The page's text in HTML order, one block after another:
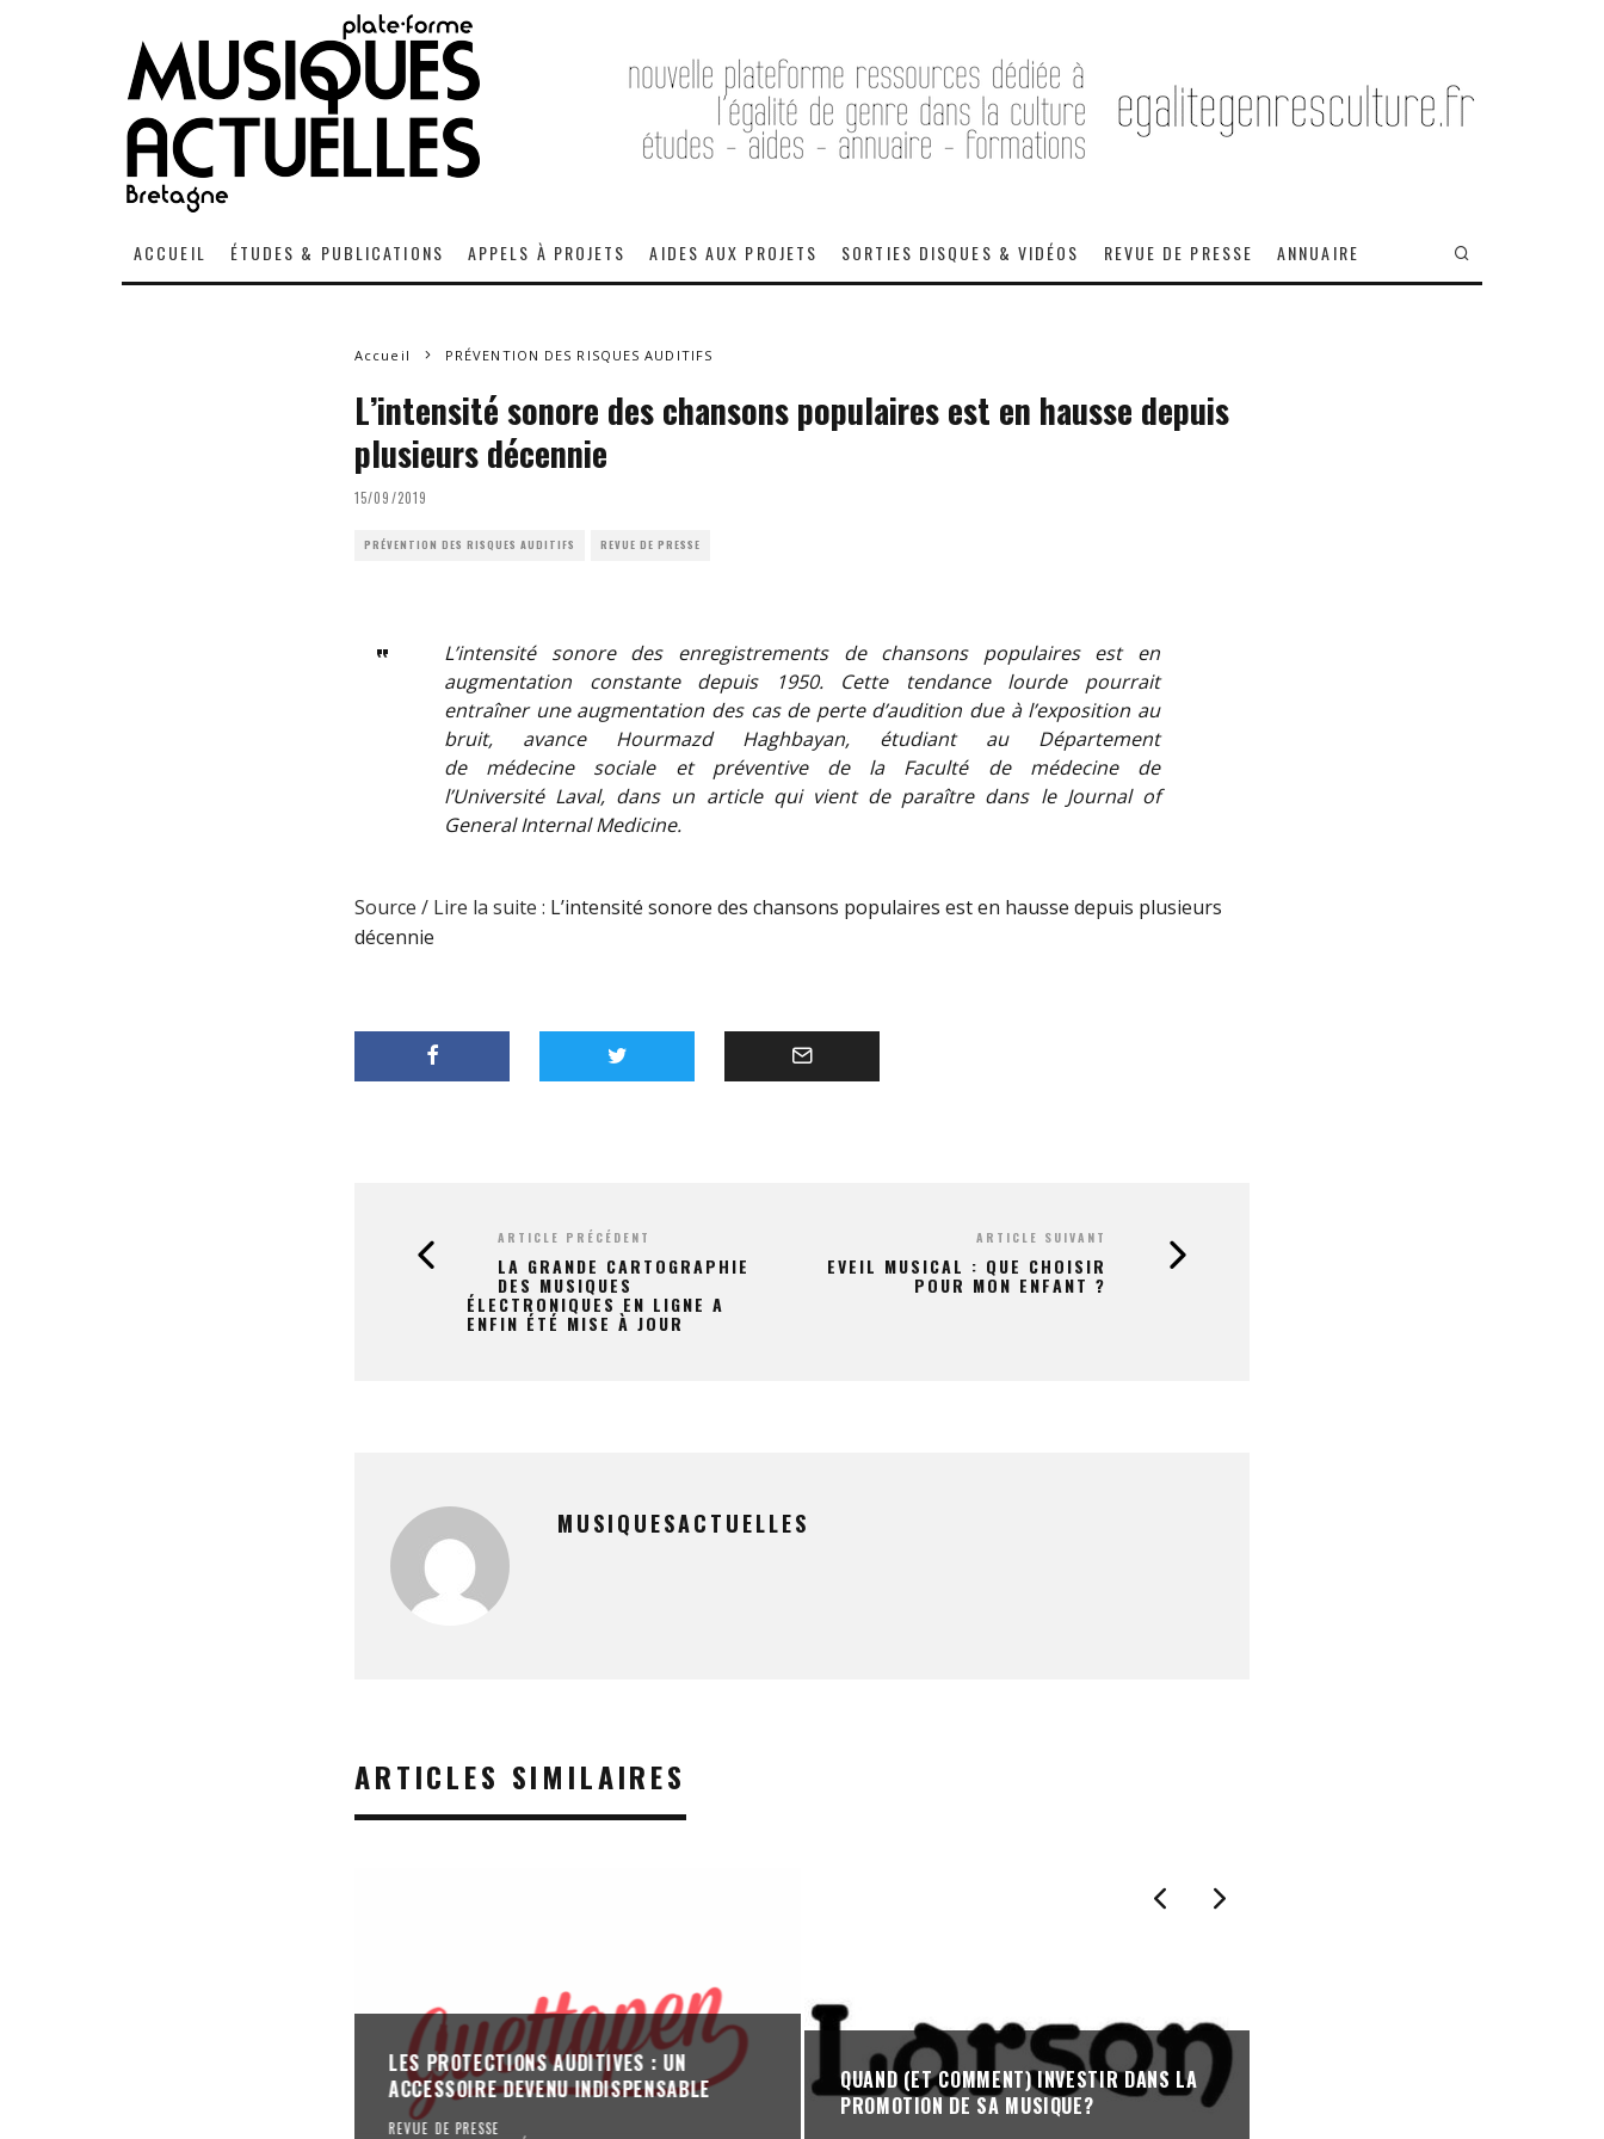
ACCUEIL ÉTUDES & PUBLICATIONS APPELS À PROJETS AIDES AUX PROJETS SORTIES DISQUES & VIDÉOS REVUE DE PRESSE ANNUAIRE
Accueil PRÉVENTION DES RISQUES AUDITIFS
L’intensité sonore des chansons populaires est en hausse depuis
plusieurs décennie
15/09/2019
PRÉVENTION DES RISQUES AUDITIFS REVUE DE PRESSE
L’intensité sonore des enregistrements de chansons populaires est en
augmentation constante depuis 1950. Cette tendance lourde pourrait
entraîner une augmentation des cas de perte d’audition due à l’exposition au
bruit, avance Hourmazd Haghbayan, étudiant au Département
de médecinesociale et préventive de la Faculté de médecine de
l’UniversitéLaval, dans un article qui vient de paraître dans le Journal of
General Internal Medicine.
Source / Lire la suite : L’intensité sonore des chansons populaires est en hausse depuis plusieurs
décennie
ARTICLE PRÉCÉDENT
LA GRANDE CARTOGRAPHIE
DES MUSIQUES
ÉLECTRONIQUES EN LIGNE A
ENFIN ÉTÉ MISE À JOUR
ARTICLE SUIVANT
EVEIL MUSICAL : QUE CHOISIR
POUR MON ENFANT ?
MUSIQUESACTUELLES
ARTICLES SIMILAIRES
LES PROTECTIONS AUDITIVES : UN
ACCESSOIRE DEVENU INDISPENSABLE
REVUE DE PRESSE
QUAND (ET COMMENT) INVESTIR DANS LA
PROMOTION DE SA MUSIQUE?